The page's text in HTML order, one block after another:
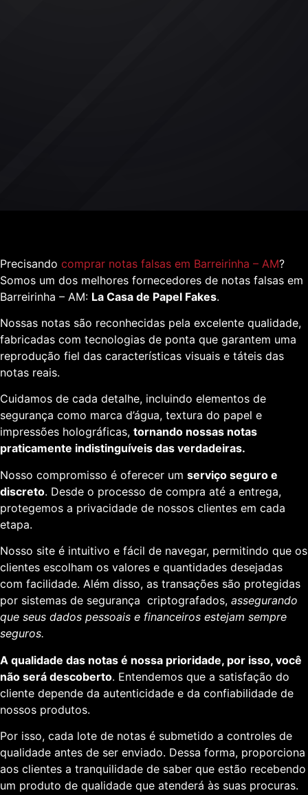
Precisando comprar notas falsas em Barreirinha – AM?
Somos um dos melhores fornecedores de notas falsas em
Barreirinha – AM: La Casa de Papel Fakes.
Nossas notas são reconhecidas pela excelente qualidade,
fabricadas com tecnologias de ponta que garantem uma
reprodução fiel das características visuais e táteis das
notas reais.
Cuidamos de cada detalhe, incluindo elementos de
segurança como marca d’água, textura do papel e
impressões holográficas, tornando nossas notas
praticamente indistinguíveis das verdadeiras.
Nosso compromisso é oferecer um serviço seguro e
discreto. Desde o processo de compra até a entrega,
protegemos a privacidade de nossos clientes em cada
etapa.
Nosso site é intuitivo e fácil de navegar, permitindo que os
clientes escolham os valores e quantidades desejadas
com facilidade. Além disso, as transações são protegidas
por sistemas de segurança criptografados, assegurando
que seus dados pessoais e financeiros estejam sempre
seguros.
A qualidade das notas é nossa prioridade, por isso, você
não será descoberto. Entendemos que a satisfação do
cliente depende da autenticidade e da confiabilidade de
nossos produtos.
Por isso, cada lote de notas é submetido a controles de
qualidade antes de ser enviado. Dessa forma, proporciona
aos clientes a tranquilidade de saber que estão recebendo
um produto de qualidade que atenderá às suas procuras.